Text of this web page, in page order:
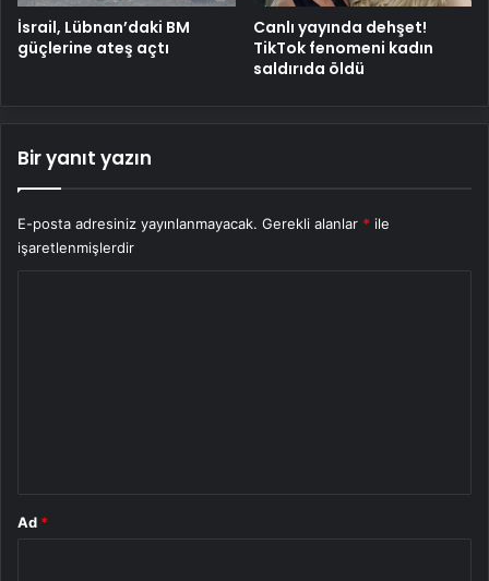
İsrail, Lübnan’daki BM
güçlerine ateş açtı
Canlı yayında dehşet!
TikTok fenomeni kadın
saldırıda öldü
Bir yanıt yazın
E-posta adresiniz yayınlanmayacak. Gerekli alanlar * ile
işaretlenmişlerdir
Ad *